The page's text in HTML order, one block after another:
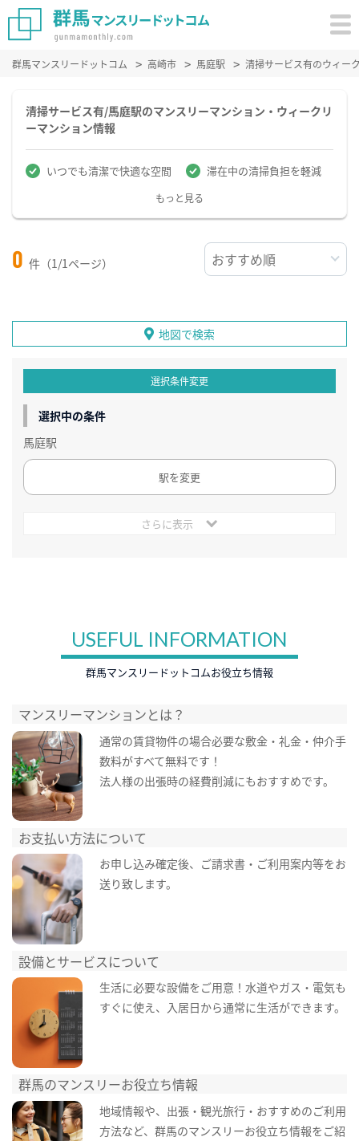
群馬マンスリードットコム 高崎市 馬庭駅 清掃サービス有のウィー
清掃サービス有/馬庭駅のマンスリーマンション・ウィークリ
ーマンション情報
いつでも清潔で快適な空間 滞在中の清掃負担を軽減
もっと見る
0 件（1/1ページ）
地図で検索
選択条件変更
選択中の条件
馬庭駅
駅を変更
さらに表示
USEFUL INFORMATION
群馬マンスリードットコムお役立ち情報
マンスリーマンションとは？
通常の賃貸物件の場合必要な敷金・礼金・仲介手
数料がすべて無料です！
法人様の出張時の経費削減にもおすすめです。
お支払い方法について
お申し込み確定後、ご請求書・ご利用案内等をお
送り致します。
設備とサービスについて
生活に必要な設備をご用意！水道やガス・電気も
すぐに使え、入居日から通常に生活ができます。
群馬のマンスリーお役立ち情報
地域情報や、出張・観光旅行・おすすめのご利用
方法など、群馬のマンスリーお役立ち情報をご紹